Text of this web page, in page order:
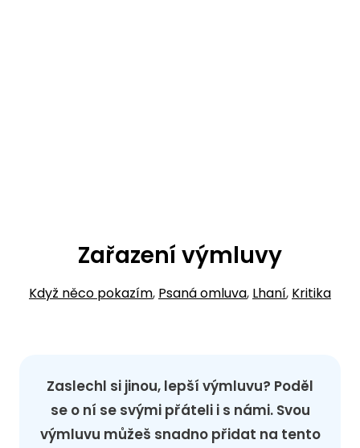
Zařazení výmluvy
Když něco pokazím, Psaná omluva, Lhaní, Kritika
Zaslechl si jinou, lepší výmluvu? Poděl
se o ní se svými přáteli i s námi. Svou
výmluvu můžeš snadno přidat na tento